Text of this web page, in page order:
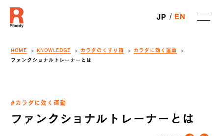
JP EN
HOME KNOWLEDGE カラダのくすり箱
カラダに効く運動
ファンクショナルトレーナーとは
#カラダに効く運動
ファンクショナルトレーナーとは